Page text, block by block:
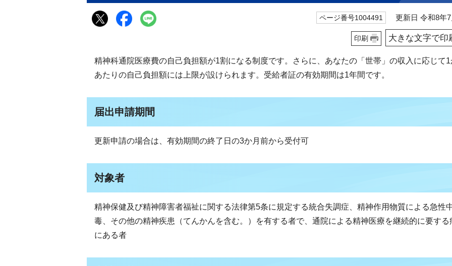
ページ番号1004491 更新日 令和8年7
印刷 大きな文字で印
精神科通院医療費の自己負担額が1割になる制度です。さらに、あなたの「世帯」の収入に応じて
あたりの自己負担額には上限が設けられます。受給者証の有効期間は1年間です。
届出申請期間
更新申請の場合は、有効期間の終了日の3か月前から受付可
対象者
精神保健及び精神障害者福祉に関する法律第5条に規定する統合失調症、精神作用物質による急性
毒、その他の精神疾患（てんかんを含む。）を有する者で、通院による精神医療を継続的に要する
にある者